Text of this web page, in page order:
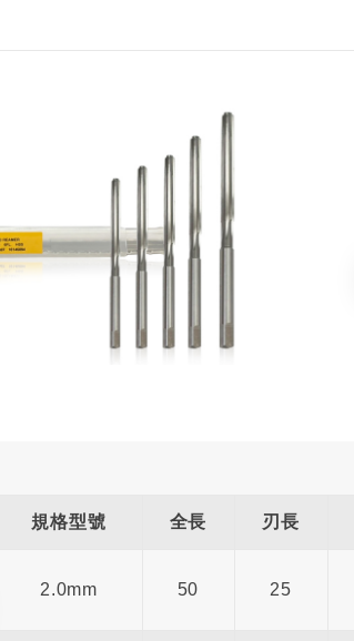
規格型號 全長 刃長
2.0mm 50 25